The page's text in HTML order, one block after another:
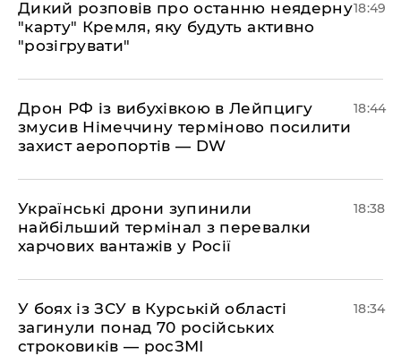
​Дикий розповів про останню неядерну
"карту" Кремля, яку будуть активно
"розігрувати"
18:49
​Дрон РФ із вибухівкою в Лейпцигу
змусив Німеччину терміново посилити
захист аеропортів — DW
18:44
​Українські дрони зупинили
найбільший термінал з перевалки
харчових вантажів у Росії
18:38
​У боях із ЗСУ в Курській області
загинули понад 70 російських
строковиків — росЗМІ
18:34